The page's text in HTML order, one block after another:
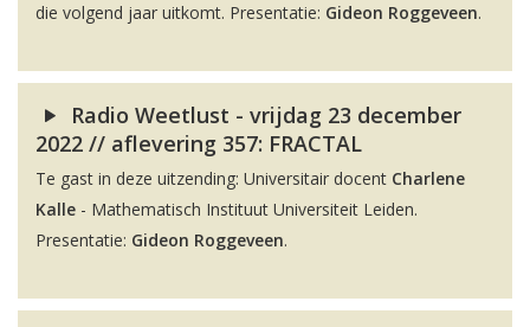
die volgend jaar uitkomt. Presentatie: Gideon Roggeveen.
Radio Weetlust - vrijdag 23 december
2022 // aflevering 357: FRACTAL
Te gast in deze uitzending: Universitair docent Charlene
Kalle - Mathematisch Instituut Universiteit Leiden.
Presentatie: Gideon Roggeveen.